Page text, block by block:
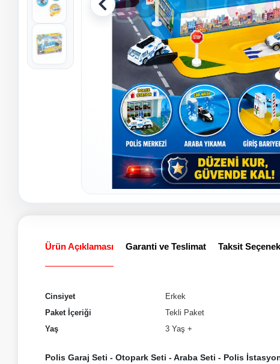
Ürün Açıklaması Garanti ve Teslimat Taksit
Cinsiyet
Erkek
Paket İçeriği
Tekli Paket
Yaş
3 Yaş +
Polis Garaj Seti - Otopark Seti - Araba Seti - Polis